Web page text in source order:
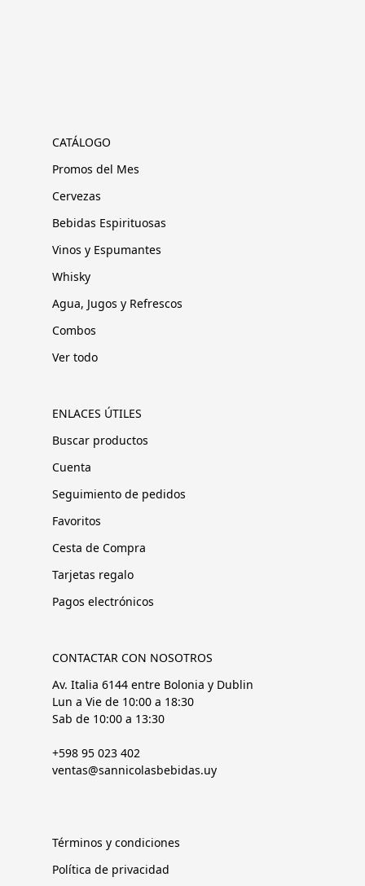
CATÁLOGO
Promos del Mes
Cervezas
Bebidas Espirituosas
Vinos y Espumantes
Whisky
Agua, Jugos y Refrescos
Combos
Ver todo
ENLACES ÚTILES
Buscar productos
Cuenta
Seguimiento de pedidos
Favoritos
Cesta de Compra
Tarjetas regalo
Pagos electrónicos
CONTACTAR CON NOSOTROS
Av. Italia 6144 entre Bolonia y Dublin
Lun a Vie de 10:00 a 18:30
Sab de 10:00 a 13:30
+598 95 023 402
ventas@sannicolasbebidas.uy
Términos y condiciones
Política de privacidad